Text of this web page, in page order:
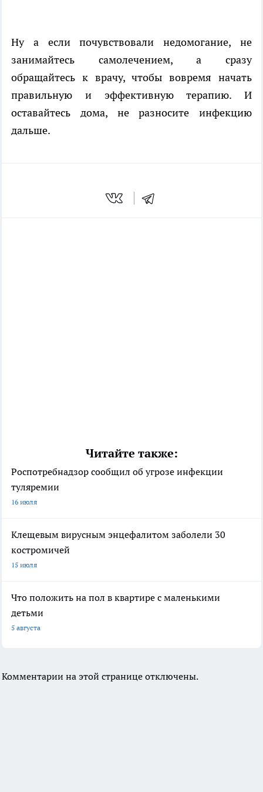
Ну а если почувствовали недомогание, не
занимайтесь самолечением, а сразу
обращайтесь к врачу, чтобы вовремя начать
правильную и эффективную терапию. И
оставайтесь дома, не разносите инфекцию
дальше.
Читайте также:
Роспотребнадзор сообщил об угрозе инфекции
туляремии
16 июля
Клещевым вирусным энцефалитом заболели 30
костромичей
15 июля
Что положить на пол в квартире с маленькими
детьми
5 августа
Комментарии на этой странице отключены.